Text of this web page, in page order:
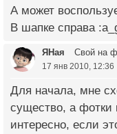
А может
В шапке справа
ЯНая Свой на
17 янв 2010, 12:36
Для начала, мне
существо, а
интересно, если